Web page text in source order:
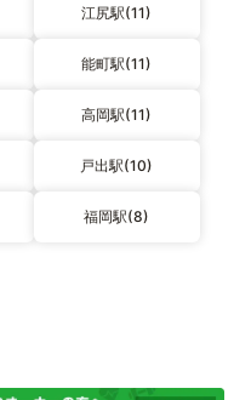
江尻駅(11)
能町駅(11)
高岡駅(11)
戸出駅(10)
福岡駅(8)